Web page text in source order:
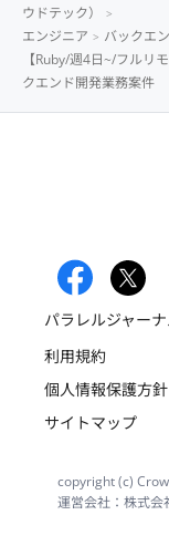
ウドテック）
エンジニア
バックエ
【Ruby/週4日~/フルリ
クエンド開発業務案件
パラレルジャー
利用規約
個人情報保護方針
サイトマップ
copyright (c)
運営会社：株式会